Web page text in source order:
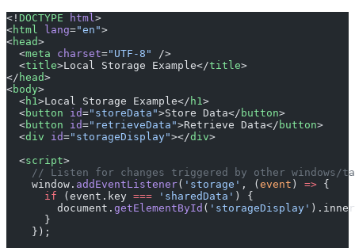
<! DOCTYPE html >
<html lang="en">
<head>
  <
meta charset="UTF-8"
/>
  <
title>Local Storage Example</title>
</ head>
<body>
  <
h1 >Local Storage Example</ h1 >
  <
button id="storeData">Store Data</ button>
  <
button id="retrieveData">Retrieve Data</ button>
  <
div id="storageDisplay"></div>
  <
script>
// Listen for changes triggered by other windows/
    window.
addEventListener( 'storage' , ( event ) => {
      if
(event.key === 'sharedData' ) {
        document.
getElementById ( 'storageDisplay'
      }
    });